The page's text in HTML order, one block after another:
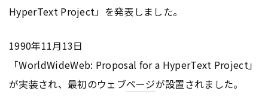
HyperText Project」を発表しました。
1990年11月13日
「WorldWideWeb: Proposal for a HyperText Project」
が実装され、最初のウェブページが設置されました。